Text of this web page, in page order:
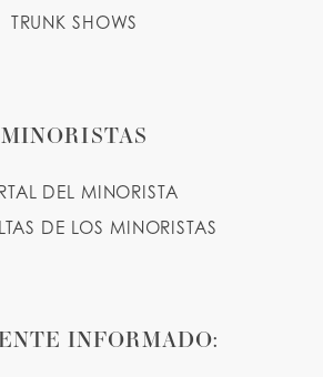
TRUNK SHOWS
MINORISTAS
DEL MINORISTA
DE LOS MINORISTAS
INFORMADO: